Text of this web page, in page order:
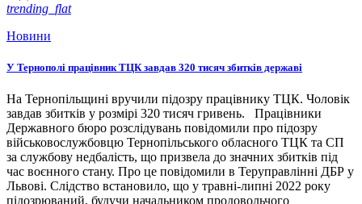
trending_flat
Новини
У Тернополі працівник ТЦК завдав 320 тисяч збитків державі
На Тернопільщині вручили підозру працівнику ТЦК. Чоловік
завдав збитків у розмірі 320 тисяч гривень. Працівники
Державного бюро розслідувань повідомили про підозру
військовослужбовцю Тернопільського обласного ТЦК та СП
за службову недбалість, що призвела до значних збитків під
час воєнного стану. Про це повідомили в Теруправлінні ДБР у
Львові. Слідство встановило, що у травні-липні 2022 року
підозрюваний, будучи начальником продовольчого